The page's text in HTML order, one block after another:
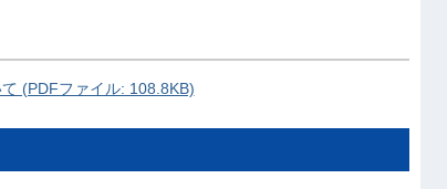
(PDFファイル: 108.8KB)